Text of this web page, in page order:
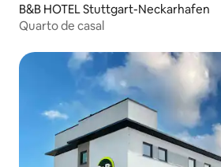
B&B HOTEL Stuttgart-Neckarhafen
Quarto de casal